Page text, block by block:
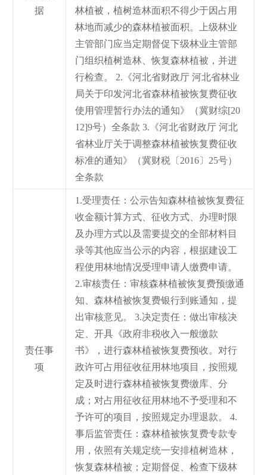
据
林植被，植树造林面积不得少于因占用
林地而减少的森林植被面积。上级林业
主管部门应当定期督促下级林业主管部
门组织植树造林、恢复森林植被，并进
行检查。 2.《河北省财政厅 河北省林业
局关于印发河北省森林植被恢复费征收
使用管理暂行办法的通知》（冀财综[20
12]9号）全条款 3.《河北省财政厅 河北
省林业厅关于调整森林植被恢复费征收
标准的通知》（冀财税〔2016〕25号）
全条款
责任事
项
1.受理责任：公示告知森林植被恢复费征
收金额计算方式、征收方式、办理时限
及办理方式以及需要提交的全部材料目
录等其他应当公示的内容，根据建设工
程使用林地情况受理申请人缴费申请。
2.审核责任：审核森林植被恢复费预缴通
知、森林植被恢复费银行到账通知，提
出审核意见。 3.决定责任：做出审核决
定、开具《政府非税收入一般缴款
书》，进行森林植被恢复费预收。对行
政许可占用征收征用林地项目，按照规
定及时进行森林植被恢复费缴库、分
成；对占用征收征用林地不予受理和不
予许可的项目，按照规定办理退款。 4.
事后监管责任：森林植被恢复费专款专
用，依照有关规定统一安排植树造林，
恢复森林植被；定期督促、检查下级林